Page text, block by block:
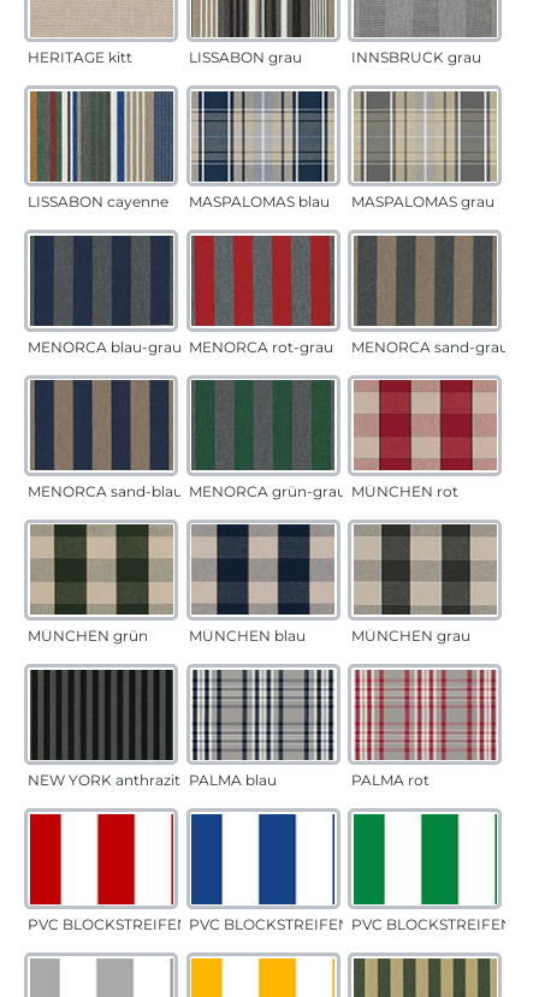
HERITAGE kitt LISSABON grau INNSBRUCK grau
LISSABON cayenne MASPALOMAS blau MASPALOMAS grau
MENORCA blau-grau MENORCA rot-grau MENORCA sand-grau
MENORCA sand-blau MENORCA grün-grau MÜNCHEN rot
MÜNCHEN grün MÜNCHEN blau MÜNCHEN grau
NEW YORK anthrazit PALMA blau PALMA rot
PVC BLOCKSTREIFEN rotPVC BLOCKSTREIFEN blauPVC BLOCKSTREIFEN